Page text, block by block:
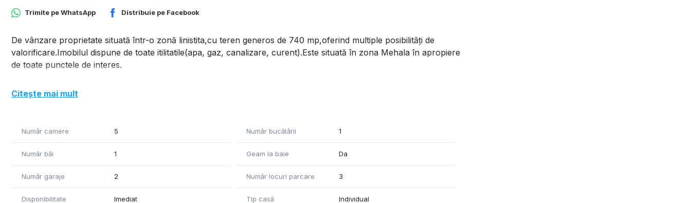
Trimite peWhatsApp Distribuie pe Facebook
De vânzare proprietate situată într-o zonă linistita,cu teren generos de 740 mp,oferind multiple posibilități de
valorificare.Imobilul dispune de toate itilitatile(apa, gaz, canalizare, curent).Este situată în zona Mehala în apropiere
de toate punctele de interes.
Citește mai mult
Număr camere 5 Număr bucătării 1
Număr băi 1 Geam la baie Da
Număr garaje 2 Număr locuri parcare 3
Disponibilitate Imediat Tip casă Individual